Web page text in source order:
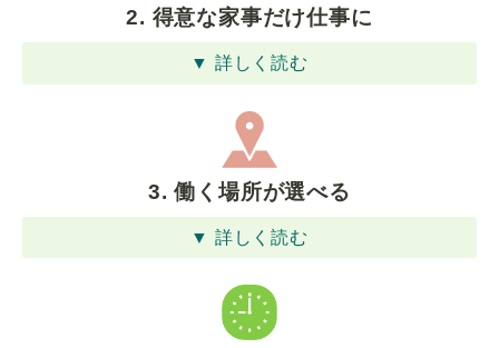
2. 得意な家事だけ仕事に
▼ 詳しく読む
3. 働く場所が選べる
▼ 詳しく読む